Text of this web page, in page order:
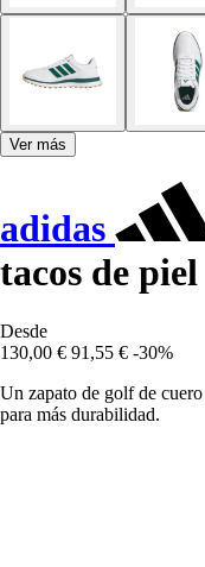
Ver más
adidas
tacos de
Desde
130,00 € 91,55 € -30%
Un zapato de golf de
para más durabilidad.